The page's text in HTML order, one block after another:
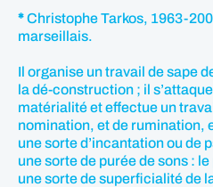
*Christophe Tarkos, 1963-
marseillais.
Il organise un travail de sape
la dé-construction ; il
matérialité et effectue un
nomination, et de rumination,
une sorte d’incantation ou de
une sorte de purée de sons :
une sorte de superficialité de